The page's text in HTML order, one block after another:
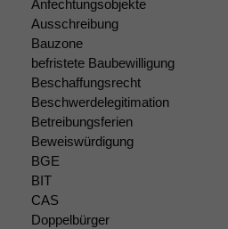
Anfechtungsobjekte
Ausschreibung
Bauzone
befristete Baubewilligung
Beschaffungsrecht
Beschwerdelegitimation
Betreibungsferien
Beweiswürdigung
BGE
BIT
CAS
Doppelbürger